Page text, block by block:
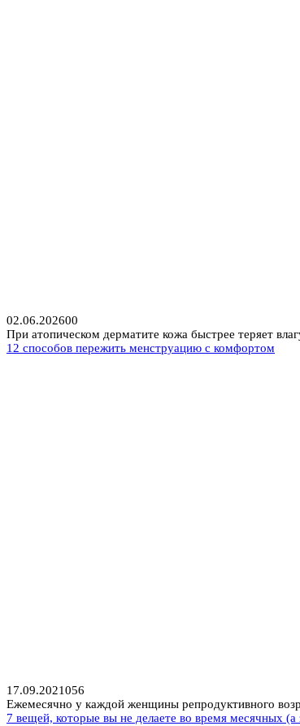
02.06.202600
При атопическом дерматите кожа быстрее теряет
12 способов пережить менструацию с комфортом
17.09.2021056
Ежемесячно у каждой женщины репродуктивного
7 вещей, которые вы не делаете во время месячных (а